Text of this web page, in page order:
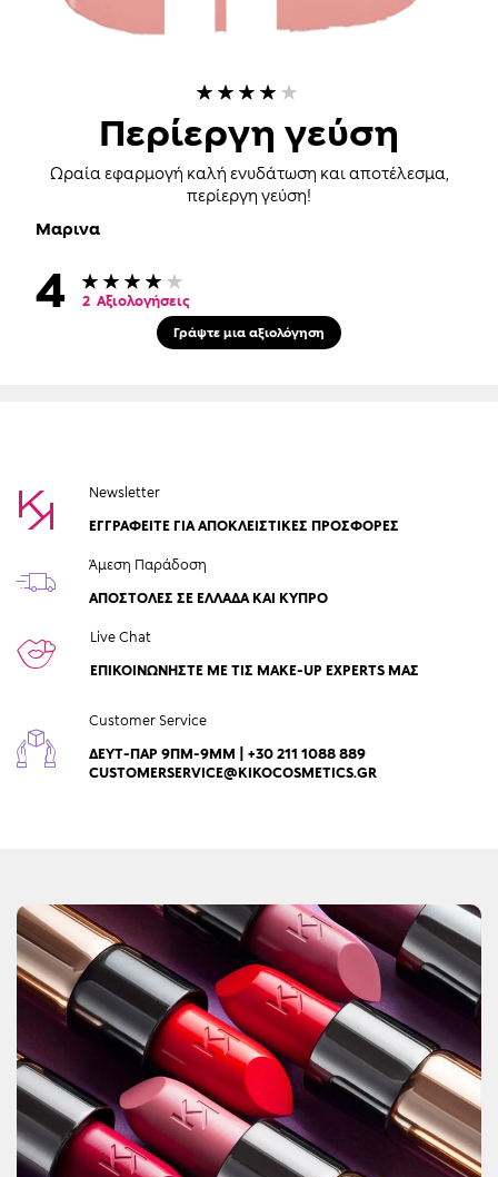
Περίεργη γεύση
Ωραία εφαρμογή καλή ενυδάτωση και αποτέλεσμα,
περίεργη γεύση!
Μαρινα
4
Βαθμολογία:
80
% of100
2 Αξιολογήσεις
Γράψτε μια αξιολόγηση
Newsletter
ΕΓΓΡΑΦΕΙΤΕ ΓΙΑ ΑΠΟΚΛΕΙΣΤΙΚΕΣ ΠΡΟΣΦΟΡΕΣ
Άμεση Παράδοση
ΑΠΟΣΤΟΛΈΣ ΣΕ ΕΛΛΆΔΑ ΚΑΙ ΚΎΠΡΟ
Live Chat
ΕΠΙΚΟΙΝΩΝΉΣΤΕ ΜΕ ΤΙΣ MAKE-UP EXPERTS ΜΑΣ
Customer Service
ΔΕΥΤ-ΠΑΡ 9ΠΜ-9ΜΜ | +30 211 1088 889
CUSTOMERSERVICE@KIKOCOSMETICS.GR